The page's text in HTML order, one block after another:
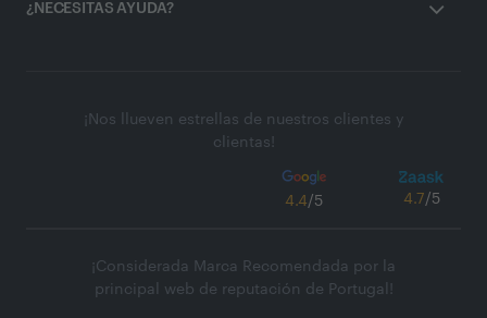
¿NECESITAS AYUDA?
¡Nos llueven estrellas de nuestros clientes y
clientas!
4.4/5 4.7/5
¡Considerada Marca Recomendada por la
principal web de reputación de Portugal!